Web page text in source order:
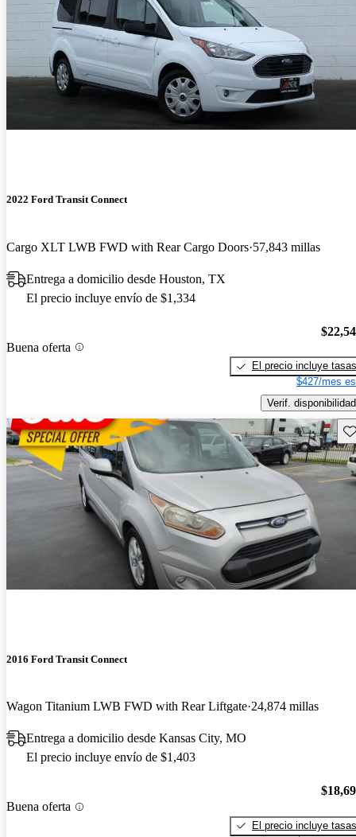
2022 Ford Transit Connect
Cargo XLT LWB FWD with Rear Cargo Doors 57,843 millas
Entrega a domicilio desde Houston, TX
El precio incluye envío de $1,334
Buena oferta
El precio incluye tasas
$427/mes
Verif. disponibilidad
2016 Ford Transit Connect
Wagon Titanium LWB FWD with Rear Liftgate 24,874 millas
Entrega a domicilio desde Kansas City, MO
El precio incluye envío de $1,403
Buena oferta
El precio incluye tasas